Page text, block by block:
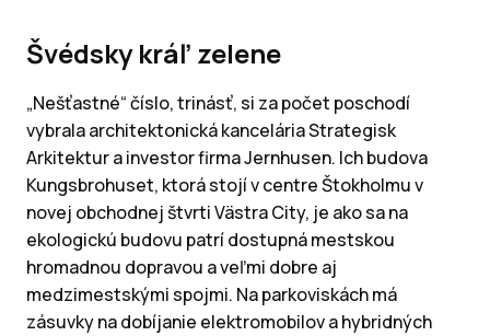
Švédsky kráľ zelene
„Nešťastné“ číslo, trinásť, si za počet poschodí
vybrala architektonická kancelária Strategisk
Arkitektur a investor firma Jernhusen. Ich budova
Kungsbrohuset, ktorá stojí v centre Štokholmu v
novej obchodnej štvrti Västra City, je ako sa na
ekologickú budovu patrí dostupná mestskou
hromadnou dopravou a veľmi dobre aj
medzimestskými spojmi. Na parkoviskách má
zásuvky na dobíjanie elektromobilov a hybridných